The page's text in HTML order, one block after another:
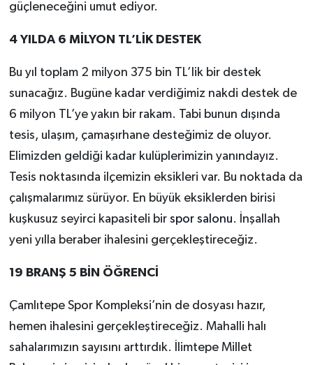
güçleneceğini umut ediyor.
4 YILDA 6 MİLYON TL’LİK DESTEK
Bu yıl toplam 2 milyon 375 bin TL’lik bir destek
sunacağız. Bugüne kadar verdiğimiz nakdi destek de
6 milyon TL’ye yakın bir rakam. Tabi bunun dışında
tesis, ulaşım, çamaşırhane desteğimiz de oluyor.
Elimizden geldiği kadar kulüplerimizin yanındayız.
Tesis noktasında ilçemizin eksikleri var. Bu noktada da
çalışmalarımız sürüyor. En büyük eksiklerden birisi
kuşkusuz seyirci kapasiteli bir spor salonu. İnşallah
yeni yılla beraber ihalesini gerçekleştireceğiz.
19 BRANŞ 5 BİN ÖĞRENCİ
Çamlıtepe Spor Kompleksi’nin de dosyası hazır,
hemen ihalesini gerçekleştireceğiz. Mahalli halı
sahalarımızın sayısını arttırdık. İlimtepe Millet